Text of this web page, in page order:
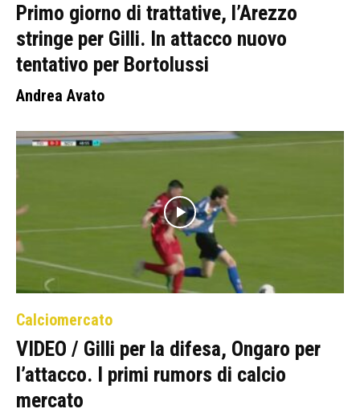
Primo giorno di trattative, l’Arezzo
stringe per Gilli. In attacco nuovo
tentativo per Bortolussi
Andrea Avato
Calciomercato
VIDEO / Gilli per la difesa, Ongaro per
l’attacco. I primi rumors di calcio
mercato